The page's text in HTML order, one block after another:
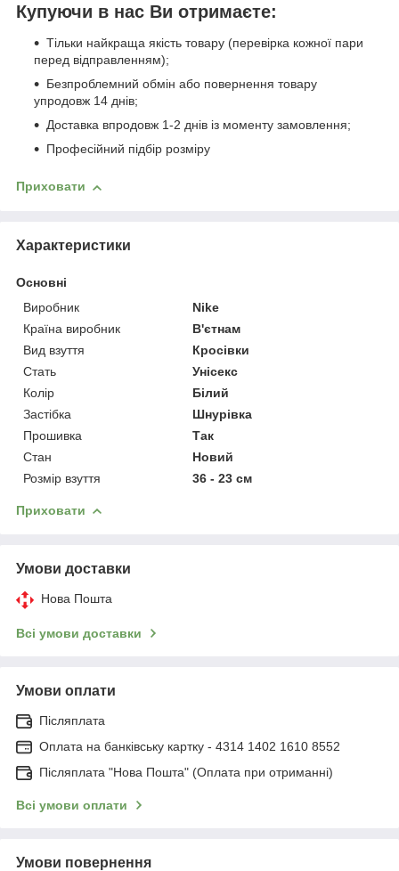
Купуючи в нас Ви отримаєте:
Тільки найкраща якість товару (перевірка кожної пари
перед відправленням);
Безпроблемний обмін або повернення товару
упродовж 14 днів;
Доставка впродовж 1-2 днів із моменту замовлення;
Професійний підбір розміру
Приховати
Характеристики
Основні
Виробник
Nike
Країна виробник
В'єтнам
Вид взуття
Кросівки
Стать
Унісекс
Колір
Білий
Застібка
Шнурівка
Прошивка
Так
Стан
Новий
Розмір взуття
36 - 23 см
Приховати
Умови доставки
Нова Пошта
Всі умови доставки
Умови оплати
Післяплата
Оплата на банківську картку - 4314 1402 1610 8552
Післяплата "Нова Пошта" (Оплата при отриманні)
Всі умови оплати
Умови повернення